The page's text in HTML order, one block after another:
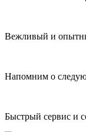
Вежливый и
Напомним о
Быстрый сервис и